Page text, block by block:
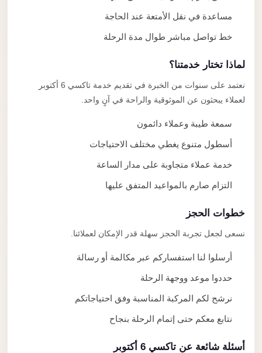
مساعدة في نقل الأمتعة عند الحاجة
خط تواصل مباشر طوال مدة الرحلة
لماذا تختار خدمتنا؟
نعتمد على سنوات من الخبرة في تقديم خدمة تاكسي 6 أكتوبر
لعملاء يبحثون عن الموثوقية والراحة في آنٍ واحد.
سمعة طيبة وعملاء دائمون
أسطول متنوع يغطي مختلف الاحتياجات
خدمة عملاء متجاوبة على مدار الساعة
التزام صارم بالمواعيد المتفق عليها
خطوات الحجز
نسعى لجعل تجربة الحجز سهلة قدر الإمكان لعملائنا.
أرسلوا لنا استفساركم عبر مكالمة أو رسالة
حددوا موعد ووجهة الرحلة
نرشح لكم المركبة المناسبة وفق احتياجاتكم
نتابع معكم حتى إتمام الرحلة بنجاح
أسئلة شائعة عن تاكسي 6 أكتوبر